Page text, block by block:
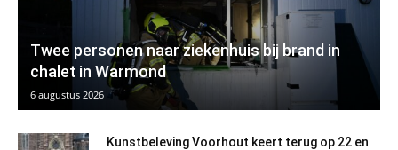
Twee personen naar ziekenhuis bij brand in
chalet in Warmond
6 augustus 2026
Kunstbeleving Voorhout keert terug op 22 en